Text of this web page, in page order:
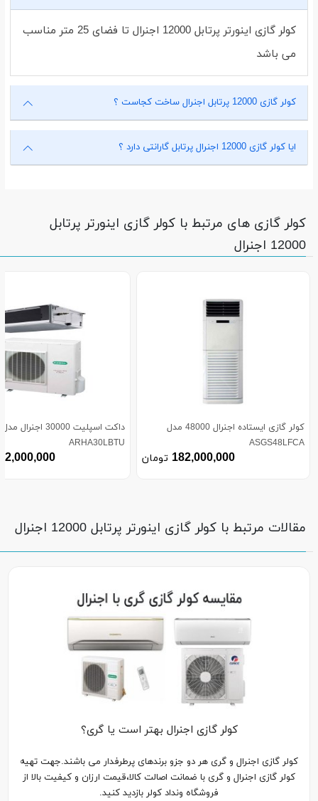
کولر گازی اینورتر پرتابل 12000 اجنرال تا فضای 25 متر مناسب
می باشد
کولر گازی 12000 پرتابل اجنرال ساخت کجاست ؟
ایا کولر گازی 12000 اجنرال پرتابل گارانتی دارد ؟
کولر گازی های مرتبط با کولر گازی اینورتر پرتابل
12000 اجنرال
کولر گازی ایستاده اجنرال 48000 مدل
ASGS48LFCA
182,000,000 تومان
داکت اسپلیت 30000 اجنرال مدل
ARHA30LBTU
مقالات مرتبط با کولر گازی اینورتر پرتابل 12000 اجنرال
کولر گازی اجنرال بهتر است یا گری؟
کولر گازی اجنرال و گری هر دو جزو برندهای پرطرفدار می باشند.جهت تهیه
کولر گازی اجنرال و گری با ضمانت اصالت کالا،قیمت ارزان و کیفیت بالا از
فروشگاه ونداد کولر بازدید کنید.